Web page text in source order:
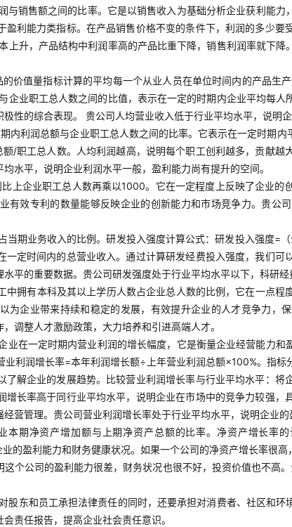
销售额之间的比率。它是以销售收入为基础分析企业获利能力
利能力类指标。在产品销售价格不变的条件下，利润的多少
上升，产品结构中利润率高的产品比重下降，销售利润率就下
的价值量指标计算的平均每一个从业人员在单位时间内的产品生
企业职工总人数之间的比值，表示在一定的时期内企业平均每
性的综合表现。 贵公司人均营业收入低于行业平均水平，说明
内利润总额与企业职工总人数之间的比率。它表示在一定时期
/职工总人数。人均利润越高，说明每个职工创利越多，贡献
水平，说明企业利润水平一般，盈利能力尚有提升的空间。
上企业职工总人数再乘以1000。它在一定程度上反映了企业
有效专利的数量能够反映企业的创新能力和市场竞争力。贵公
当期业务收入的比例。研发投入强度计算公式：研发投入强度=
定时间内的总营业收入。通过计算研发经费投入强度，我们
平的重要数据。贵公司研发强度处于行业平均水平以下，科研经
中拥有本科及其以上学历人数占企业总人数的比例，它在一点
为企业带来持续和稳定的发展，有效提升企业的人才竞争力，
调整人才激励政策，大力培养和引进高端人才。
业在一定时期内营业利润的增长幅度，它是衡量企业经营能力
利润增长率=本年利润增长额÷上年营业利润总额×100%。指
解企业的发展趋势。比较营业利润增长率与行业平均水平：
长率高于同行业平均水平，说明企业在市场中的竞争力较强
营管理。贵公司营业利润增长率处于行业平均水平，说明企业的
本期净资产增加额与上期净资产总额的比率。净资产增长率
的盈利能力和财务健康状况。如果一个公司的净资产增长率很
个公司的盈利能力很差，财务状况也很不好，投资价值也不高
股东和员工承担法律责任的同时，还要承担对消费者、社区和
责任报告，提高企业社会责任意识。